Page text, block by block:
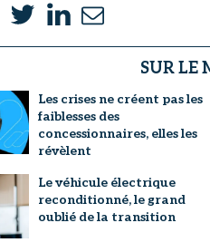
SUR LE
Les crises ne créent pas les
faiblesses des
concessionnaires, elles les
révèlent
Le véhicule électrique
reconditionné, le grand
oublié de la transition